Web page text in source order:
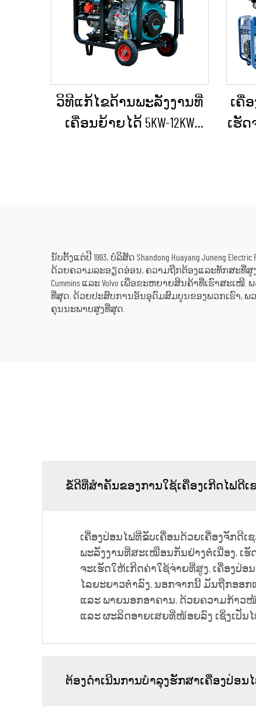
ວິທີແກ້ໄຂດ້ານພະລັງງານທີ່
ເຄື່ອນຍ້າຍໄດ້ 5KW-12KW
ເຄື່
ເຮັ
ນັບຕັ້ງແຕ່ປີ 1993, ບໍລິສັດ Shandong Huayang Juneng
ດ້ວຍຄວາມລະອຽດອ່ອນ, ຄວາມຖືກຕ້ອງແລະທັກສະທີ່ສູ
Cummins ແລະ Volvo ເພື່ອຂະຫຍາຍສິນຄ້າທີ່ເຮົາສ
ທີ່ສຸດ. ດ້ວຍປະສົບການອັນອຸດົມສົມບູນຂອງພວກເຮົາ,
ຄຸນນະພາບສູງທີ່ສຸດ.
ຂໍ້ດີທີ່ສຳຄັນຂອງການໃຊ້ເຄື່ອງເກີດໄຟດີເ
ເຄື່ອງປ່ອນໄຟທີ່ຂັບເຄື່ອນດ້ວຍເຄື່ອງຈັກ
ພະລັງງານທີ່ສະເໝືອນກັນຢ່າງຕໍ່ເນື່ອງ, ເ
ຈະເຮັດໃຫ້ເກີດຄ່າໃຊ້ຈ່າຍທີ່ສູງ. ເຄື່ອງປ່
ໄລຍະຍາວຕ່ຳລົງ. ນອກຈາກນີ້ ມັນຖືກອອ
ແລະ ພາຍນອກອາຄານ. ດ້ວຍຄວາມກ້າວ
ແລະ ຜະລິດອາຍເສຍທີ່ໜ້ອຍລົງ ເຊິ່ງເປັນ
ຕ້ອງດຳເນີນການບໍາລຸງຮັກສາເຄື່ອງປ່ອ